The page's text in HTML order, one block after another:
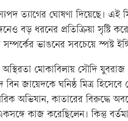
ত্যাগের ঘোষণা দিয়েছে। এই
বড় ধরনের প্রতিক্রিয়া সৃষ্টি
ভাঙনের সবচেয়ে স্পষ্ট
মোকাবিলায় সৌদি যুবরাজ
জায়েদকে ঘনিষ্ঠ মিত্র হিসেবে
অভিযান, কাতারের বিরুদ্ধে
কাজ করেছিলেন। কিন্তু